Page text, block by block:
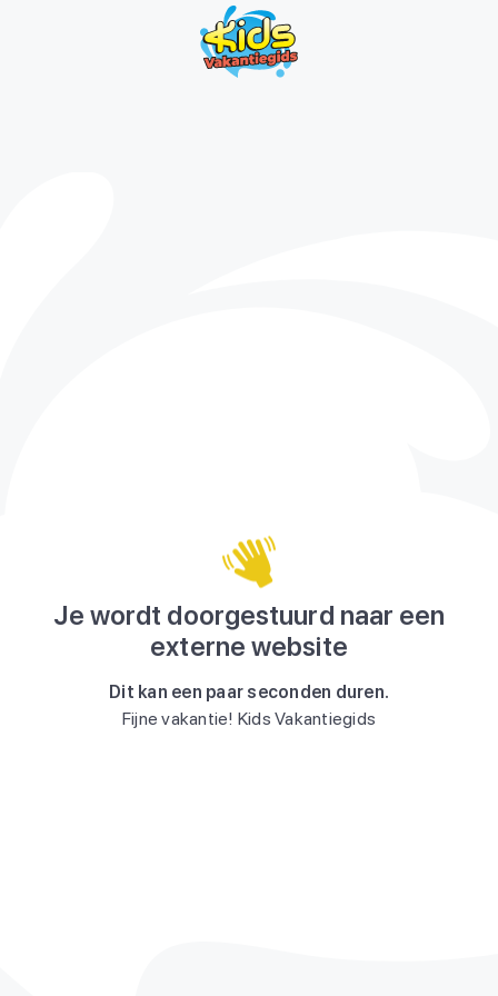
Je wordt doorgestuurd naar een
externe website
Dit kan een paar seconden duren.
Fijne vakantie! Kids Vakantiegids